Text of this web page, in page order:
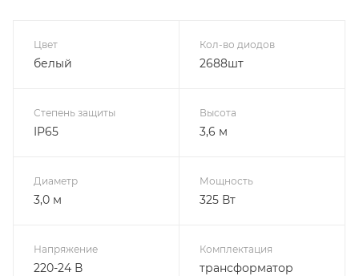
Цвет
белый
Кол-во диодов
2688шт
Степень защиты
IP65
Высота
3,6 м
Диаметр
3,0 м
Мощность
325 Вт
Напряжение
220-24 В
Комплектация
трансформатор